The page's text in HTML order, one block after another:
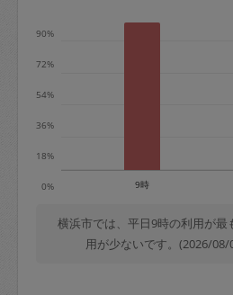
0%
18%
36%
54%
72%
90%
9時
横浜市では、平日9時の利用が最
用が少ないです。(2026/08/